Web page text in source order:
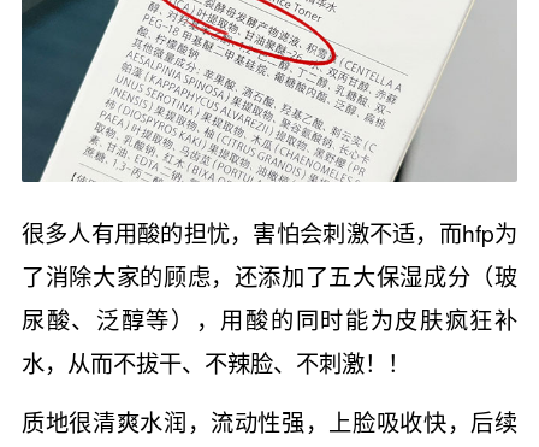
很多人有用酸的担忧，害怕会刺激不适，而hfp为
了消除大家的顾虑，还添加了五大保湿成分（玻
尿酸、泛醇等），用酸的同时能为皮肤疯狂补
水，从而不拔干、不辣脸、不刺激！！
质地很清爽水润，流动性强，上脸吸收快，后续